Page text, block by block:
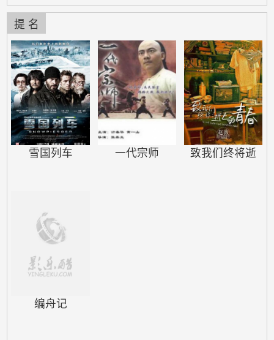
班吃饭回家，寂寞的时候就在阳台
一个单纯简单的家庭主妇。她把所
有的感情都投入到了家庭中，把照
顾女儿伺候丈夫视为自己的责任。
她只希望她的丈夫能多看她一眼，
多关注她一些。两个生活在孟买完
全不可能有交集的男女，居然因
提 名
雪国列车 一代宗师 致我们终将逝
编舟记